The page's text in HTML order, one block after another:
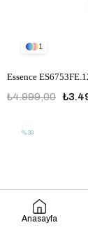
1
Essence
₺4.999,00
%30
Anasayfa